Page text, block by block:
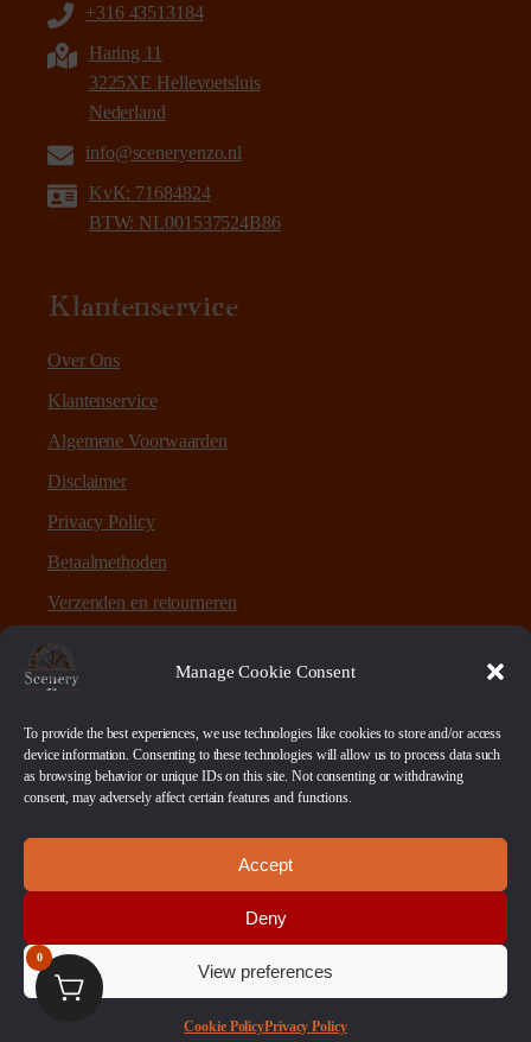
Manage Cookie Consent
To provide the best experiences, we use technologies like cookies to store and/or access
device information. Consenting to these technologies will allow us to process data such
as browsing behavior or unique IDs on this site. Not consenting or withdrawing
consent, may adversely affect certain features and functions.
Accept
Deny
View preferences
Cookie PolicyPrivacy Policy
+316 43513184
Haring 11
3225XE Hellevoetsluis
Nederland
info@sceneryenzo.nl
KvK: 71684824
BTW: NL001537524B86
Klantenservice
Over Ons
Klantenservice
Algemene Voorwaarden
Disclaimer
Privacy Policy
Betaalmethoden
Verzenden en retourneren
Sitemap
Over Scenery en Zo
Scenery en Zo is een webshop voor table-top games en
scenery. Maar ook ruwe materialen, bases en sokkels.
Betaalmethoden
© 2026 Scenery en Zo. Alle Rechten Voorbehouden
0